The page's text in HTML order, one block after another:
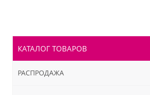
КАТАЛОГ ТОВАРОВ
РАСПРОДАЖА